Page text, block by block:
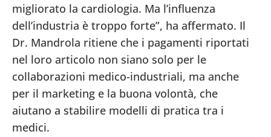
migliorato la cardiologia. Ma l’influenza
dell’industria è troppo forte”, ha affermato. Il
Dr. Mandrola ritiene che i pagamenti riportati
nel loro articolo non siano solo per le
collaborazioni medico-industriali, ma anche
per il marketing e la buona volontà, che
aiutano a stabilire modelli di pratica tra i
medici.